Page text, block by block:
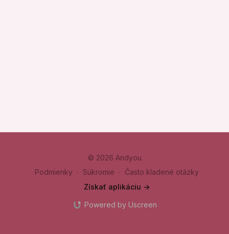
© 2026 Andyou
Podmienky ∙ Súkromie ∙ Často kladené otázky
Získať aplikáciu ->
Powered by Uscreen